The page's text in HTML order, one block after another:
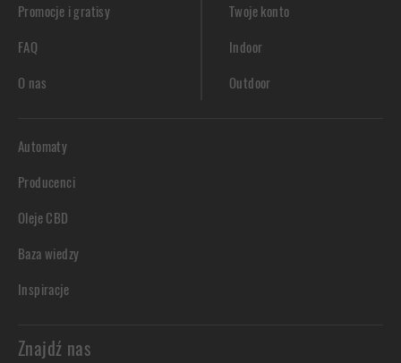
Promocje i gratisy
FAQ
O nas
Twoje konto
Indoor
Outdoor
Automaty
Producenci
Oleje CBD
Baza wiedzy
Inspiracje
Znajdź nas